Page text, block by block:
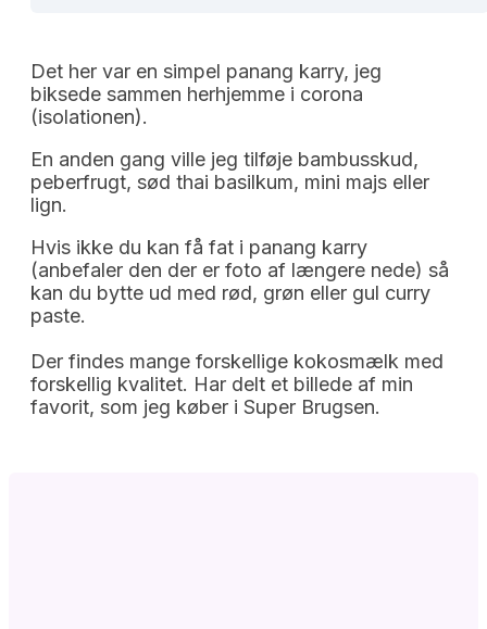
Det her var en simpel panang karry, jeg
biksede sammen herhjemme i corona
(isolationen).
En anden gang ville jeg tilføje bambusskud,
peberfrugt, sød thai basilkum, mini majs eller
lign.
Hvis ikke du kan få fat i panang karry
(anbefaler den der er foto af længere nede) så
kan du bytte ud med rød, grøn eller gul curry
paste.
Der findes mange forskellige kokosmælk med
forskellig kvalitet. Har delt et billede af min
favorit, som jeg køber i Super Brugsen.